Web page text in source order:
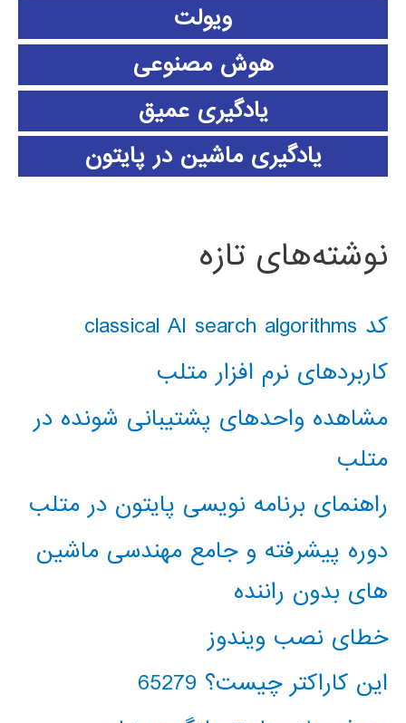
ویولت
هوش مصنوعی
یادگیری عمیق
یادگیری ماشین در پایتون
نوشته‌های تازه
کد classical AI search algorithms
کاربردهای نرم افزار متلب
مشاهده واحدهای پشتیبانی شونده در
متلب
راهنمای برنامه نویسی پایتون در متلب
دوره پیشرفته و جامع مهندسی ماشین
های بدون راننده
خطای نصب ویندوز
این کاراکتر چیست؟ 65279